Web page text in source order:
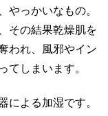
やっかいなもの。
その結果乾燥肌を
われ、風邪やイン
てしまいます。
による加湿です。